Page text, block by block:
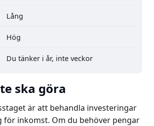
Lång
Hög
Du tänker i år, inte veckor
ska göra
är att behandla investeringar
för inkomst. Om du behöver pengar